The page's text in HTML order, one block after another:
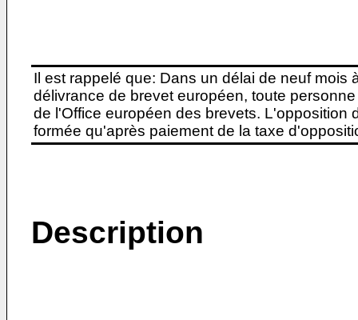
Il est rappelé que: Dans un délai de neuf
délivrance de brevet européen, toute
de l'Office européen des brevets. L'opposition
formée qu'après paiement de la taxe
Description